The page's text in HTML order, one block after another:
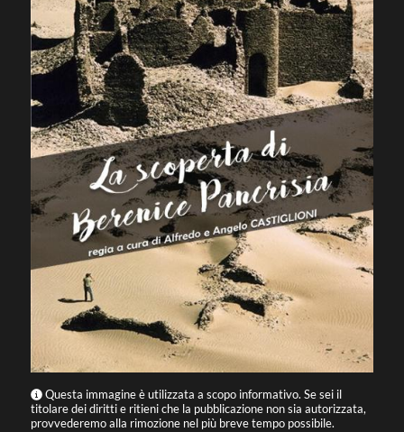
Questa immagine è utilizzata a scopo informativo. Se sei il
titolare dei diritti e ritieni che la pubblicazione non sia autorizzata,
provvederemo alla rimozione nel più breve tempo possibile.